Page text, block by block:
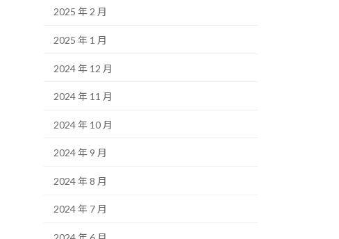
2025 年 2 月
2025 年 1 月
2024 年 12 月
2024 年 11 月
2024 年 10 月
2024 年 9 月
2024 年 8 月
2024 年 7 月